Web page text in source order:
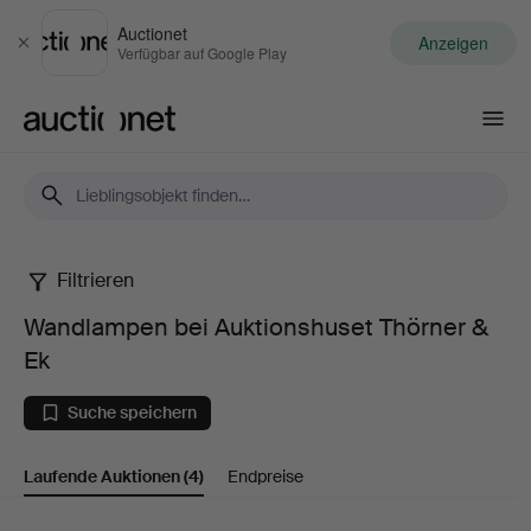
Schließen
Auctionet
Verfügbar auf Google Play Anzeigen
Wandlampen
bei
Auktionshuset
Thörner
Filtrieren
Wandlampen bei Auktionshuset Thörner &
Ek
Suche speichern
Laufende Auktionen(4) Endpreise